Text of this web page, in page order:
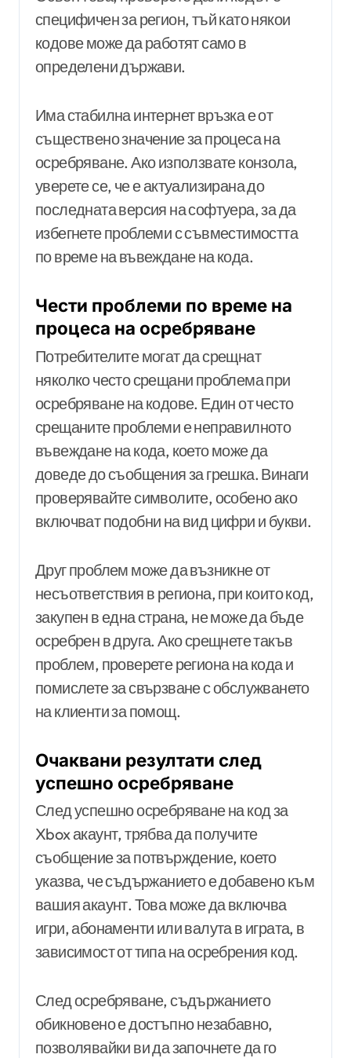
специфичен за регион, тъй като някои
кодове може да работят само в
определени държави.
Има стабилна интернет връзка е от
съществено значение за процеса на
осребряване. Ако използвате конзола,
уверете се, че е актуализирана до
последната версия на софтуера, за да
избегнете проблеми с съвместимостта
по време на въвеждане на кода.
Чести проблеми по време на
процеса на осребряване
Потребителите могат да срещнат
няколко често срещани проблема при
осребряване на кодове. Един от често
срещаните проблеми е неправилното
въвеждане на кода, което може да
доведе до съобщения за грешка. Винаги
проверявайте символите, особено ако
включват подобни на вид цифри и букви.
Друг проблем може да възникне от
несъответствия в региона, при които код,
закупен в една страна, не може да бъде
осребрен в друга. Ако срещнете такъв
проблем, проверете региона на кода и
помислете за свързване с обслужването
на клиенти за помощ.
Очаквани резултати след
успешно осребряване
След успешно осребряване на код за
Xbox акаунт, трябва да получите
съобщение за потвърждение, което
указва, че съдържанието е добавено към
вашия акаунт. Това може да включва
игри, абонаменти или валута в играта, в
зависимост от типа на осребрения код.
След осребряване, съдържанието
обикновено е достъпно незабавно,
позволявайки ви да започнете да го